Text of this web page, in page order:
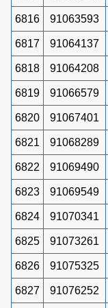
6816 91063593
6817 91064137
6818 91064208
6819 91066579
6820 91067401
6821 91068289
6822 91069490
6823 91069549
6824 91070341
6825 91073261
6826 91075325
6827 91076252